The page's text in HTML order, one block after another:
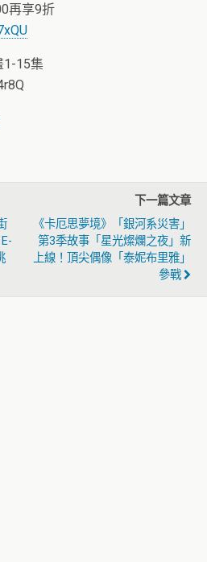
再享9折
1-15集
下一篇文章
《卡厄思夢境》「銀河系災害」
第3季故事「星光燦爛之夜」新
上線！頂尖偶像「泰妮布里雅」
參戰